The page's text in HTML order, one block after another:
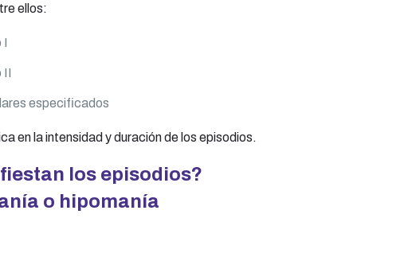
ellos:
I
II
especificados
en la intensidad y duración de los episodios.
los episodios?
o hipomanía